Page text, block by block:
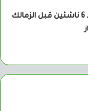
بالأسماء..جوميز يستعين بــ 6 ناشئين قبل الزمالك